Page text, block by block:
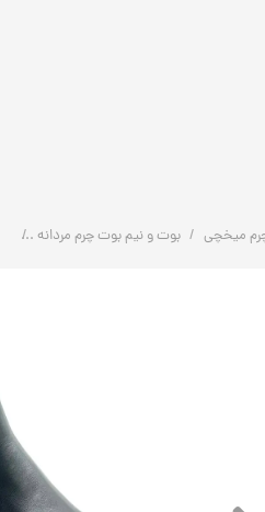
میخچی بوت و نیم بوت چرم مردانه